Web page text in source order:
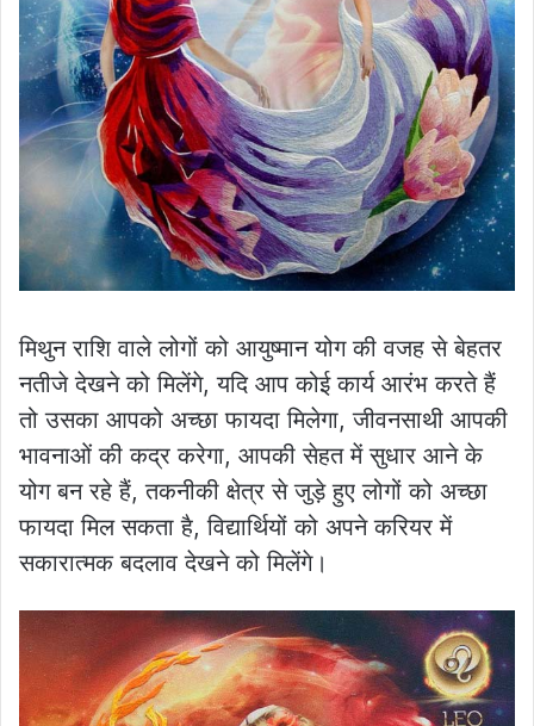
मिथुन राशि वाले लोगों को आयुष्मान योग की वजह से बेहतर
नतीजे देखने को मिलेंगे, यदि आप कोई कार्य आरंभ करते हैं
तो उसका आपको अच्छा फायदा मिलेगा, जीवनसाथी आपकी
भावनाओं की कद्र करेगा, आपकी सेहत में सुधार आने के
योग बन रहे हैं, तकनीकी क्षेत्र से जुड़े हुए लोगों को अच्छा
फायदा मिल सकता है, विद्यार्थियों को अपने करियर में
सकारात्मक बदलाव देखने को मिलेंगे।